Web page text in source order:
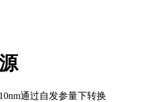
通过自发参量下转换